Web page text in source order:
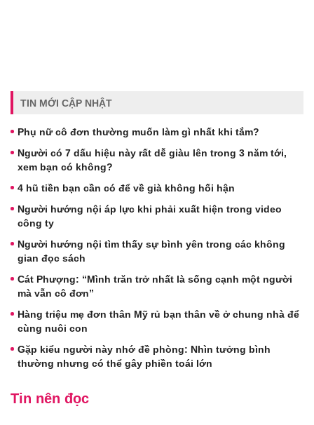
TIN MỚI CẬP NHẬT
Phụ nữ cô đơn thường muốn làm gì nhất khi tắm?
Người có 7 dấu hiệu này rất dễ giàu lên trong 3 năm tới,
xem bạn có không?
4 hũ tiền bạn cần có để về già không hối hận
Người hướng nội áp lực khi phải xuất hiện trong video
công ty
Người hướng nội tìm thấy sự bình yên trong các không
gian đọc sách
Cát Phượng: “Mình trăn trở nhất là sống cạnh một người
mà vẫn cô đơn”
Hàng triệu mẹ đơn thân Mỹ rủ bạn thân về ở chung nhà để
cùng nuôi con
Gặp kiểu người này nhớ đề phòng: Nhìn tưởng bình
thường nhưng có thể gây phiền toái lớn
Tin nên đọc